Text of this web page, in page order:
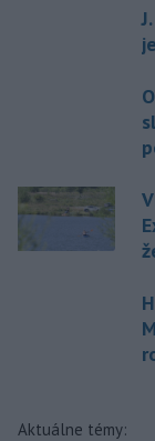
Aktuálne témy: